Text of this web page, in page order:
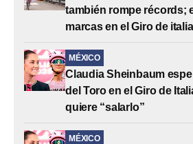
también rompe récords;
marcas en el Giro de italia
MÉXICO
Claudia Sheinbaum
del Toro en el Giro de
quiere “salarlo”
MÉXICO